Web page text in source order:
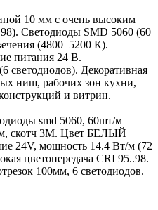
10 мм с очень высоким
Светодиоды SMD 5060 (60
(4800–5200 К).
питания 24 В.
светодиодов). Декоративная
ниш, рабочих зон кухни,
и витрин.
smd 5060, 60шт/м
скотч 3М. Цвет БЕЛЫЙ
24V, мощность 14.4 Вт/м (72
цветопередача CRI 95..98.
100мм, 6 светодиодов.